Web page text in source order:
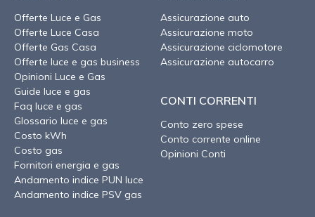
Offerte Luce e Gas
Offerte Luce Casa
Offerte Gas Casa
Offerte luce e gas business
Opinioni Luce e Gas
Guide luce e gas
Faq luce e gas
Glossario luce e gas
Costo kWh
Costo gas
Fornitori energia e gas
Andamento indice PUN luce
Andamento indice PSV gas
Assicurazione auto
Assicurazione moto
Assicurazione ciclomotore
Assicurazione autocarro
CONTI CORRENTI
Conto zero spese
Conto corrente online
Opinioni Conti